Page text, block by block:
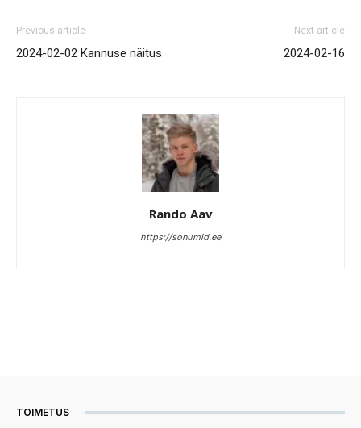
Previous article
2024-02-02 Kannuse näitus
Next article
2024-02-16
Rando Aav
https://sonumid.ee
TOIMETUS